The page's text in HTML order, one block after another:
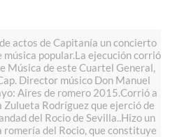
actos de Capitanía un concierto
música popular.La ejecución corrió
Música de este Cuartel General,
Director músico Don Manuel
Aires de romero 2015.Corrió a
Zulueta Rodríguez que ejerció de
del Rocio de Sevilla..Hizo un
del Rocio, que constituye